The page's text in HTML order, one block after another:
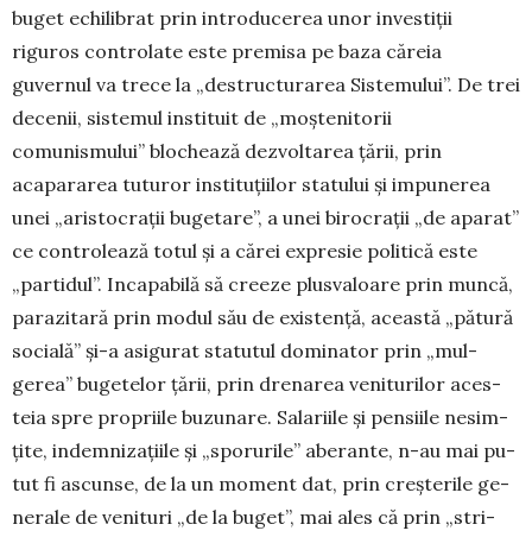
buget echilibrat prin introducerea unor investiții
riguros controlate este premisa pe baza căreia
guvernul va trece la „destructurarea Sistemului”. De trei
decenii, sistemul ins­tituit de „moștenitorii
comunismului” blochează dez­voltarea țării, prin
acapararea tuturor instituțiilor statului și impunerea
unei „aristocrații bugetare”, a unei biro­crații „de aparat”
ce controlează totul și a cărei expresie politică este
„partidul”. Incapabilă să creeze plusvaloare prin muncă,
parazitară prin modul său de existență, această „pătură
socială” și-a asigurat statutul dominator prin „mul­
gerea” bugetelor țării, prin drenarea veniturilor aces­
teia spre propriile buzunare. Salariile și pensiile ne­sim­
țite, indemnizațiile și „sporurile” aberante, n-au mai pu­
tut fi ascunse, de la un moment dat, prin creșterile ge­
ne­rale de venituri „de la buget”, mai ales că prin „stri­